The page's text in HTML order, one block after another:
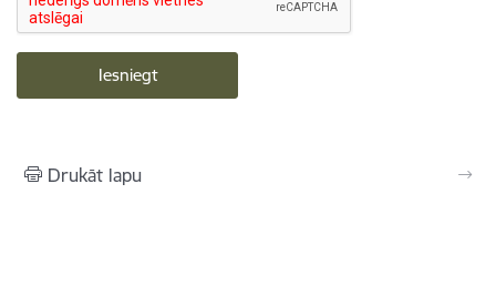
Drukāt lapu